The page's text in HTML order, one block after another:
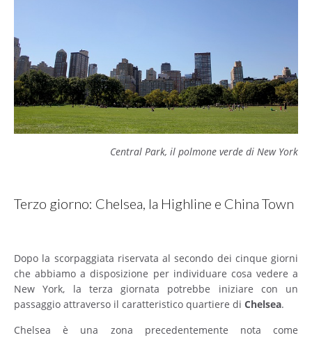
Central Park, il polmone verde di New York
Terzo giorno: Chelsea, la Highline e China Town
Dopo la scorpaggiata riservata al secondo dei cinque giorni
che abbiamo a disposizione per individuare cosa vedere a
New York, la terza giornata potrebbe iniziare con un
passaggio attraverso il caratteristico quartiere di Chelsea.
Chelsea è una zona precedentemente nota come